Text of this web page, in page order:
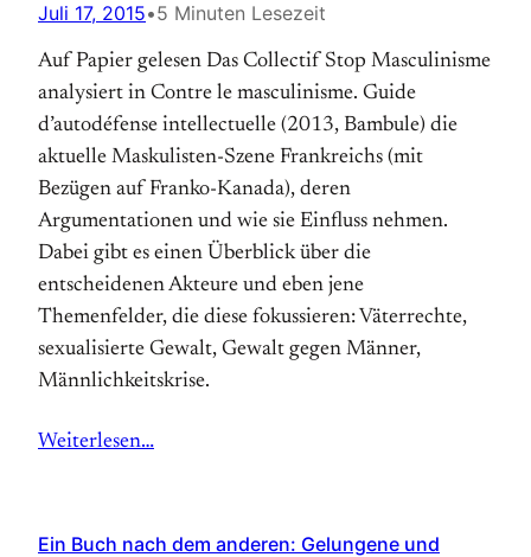
Juli 17, 2015•5 Minuten Lesezeit
Auf Papier gelesen Das Collectif Stop Masculinisme
analysiert in Contre le masculinisme. Guide
d’autodéfense intellectuelle (2013, Bambule) die
aktuelle Maskulisten-Szene Frankreichs (mit
Bezügen auf Franko-Kanada), deren
Argumentationen und wie sie Einfluss nehmen.
Dabei gibt es einen Überblick über die
entscheidenen Akteure und eben jene
Themenfelder, die diese fokussieren: Väterrechte,
sexualisierte Gewalt, Gewalt gegen Männer,
Männlichkeitskrise.
Weiterlesen…
Ein Buch nach dem anderen: Gelungene und